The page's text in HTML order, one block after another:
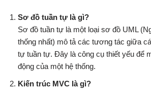
Sơ đồ tuần tự là gì?
Sơ đồ tuần tự là một loại sơ đồ UML
thống nhất) mô tả các tương tác giữa
tự tuần tự. Đây là công cụ thiết yếu để
động của một hệ thống.
Kiến trúc MVC là gì?